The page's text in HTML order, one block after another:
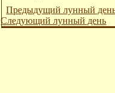
Предыдущий лунный
Следующий лунный день